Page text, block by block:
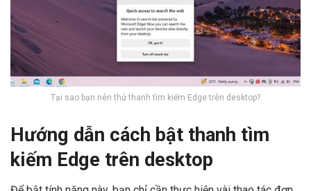
Tại sao bạn nên thử thanh tìm kiếm Edge trên desktop?
Hướng dẫn cách bật thanh tìm
kiếm Edge trên desktop